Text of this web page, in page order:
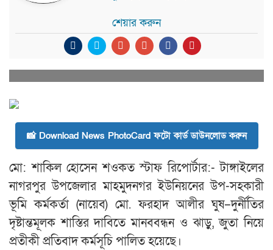
শেয়ার করুন
📸 Download News PhotoCard ফটো কার্ড ডাউনলোড করুন
মো: শাকিল হোসেন শওকত স্টাফ রিপোর্টার:- টাঙ্গাইলের
নাগরপুর উপজেলার মাহমুদনগর ইউনিয়নের উপ-সহকারী
ভূমি কর্মকর্তা (নায়েব) মো. ফরহাদ আলীর ঘুষ–দুর্নীতির
দৃষ্টান্তমূলক শাস্তির দাবিতে মানববন্ধন ও ঝাড়ু, জুতা নিয়ে
প্রতীকী প্রতিবাদ কর্মসূচি পালিত হয়েছে।